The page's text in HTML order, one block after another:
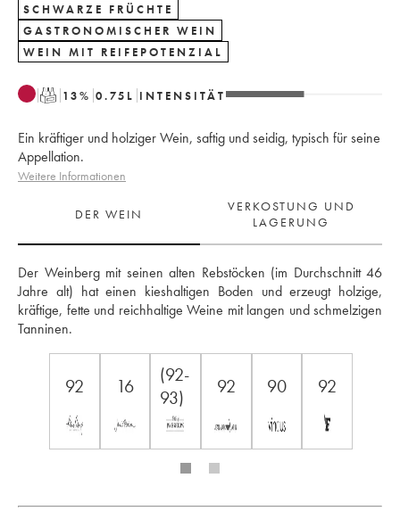
SCHWARZE FRÜCHTE
GASTRONOMISCHER WEIN
WEIN MIT REIFEPOTENZIAL
T 13% 0.75 L INTENSITÄT
Ein kräftiger und holziger Wein, saftig und seidig, typisch für seine
Appellation.
Weitere Informationen
DER WEIN
VERKOSTUNG UND
LAGERUNG
Der Weinberg mit seinen alten Rebstöcken (im Durchschnitt 46
Jahre alt) hat einen kieshaltigen Boden und erzeugt holzige,
kräftige, fette und reichhaltige Weine mit langen und schmelzigen
Tanninen.
92 16
(92-
93)
92 90 92